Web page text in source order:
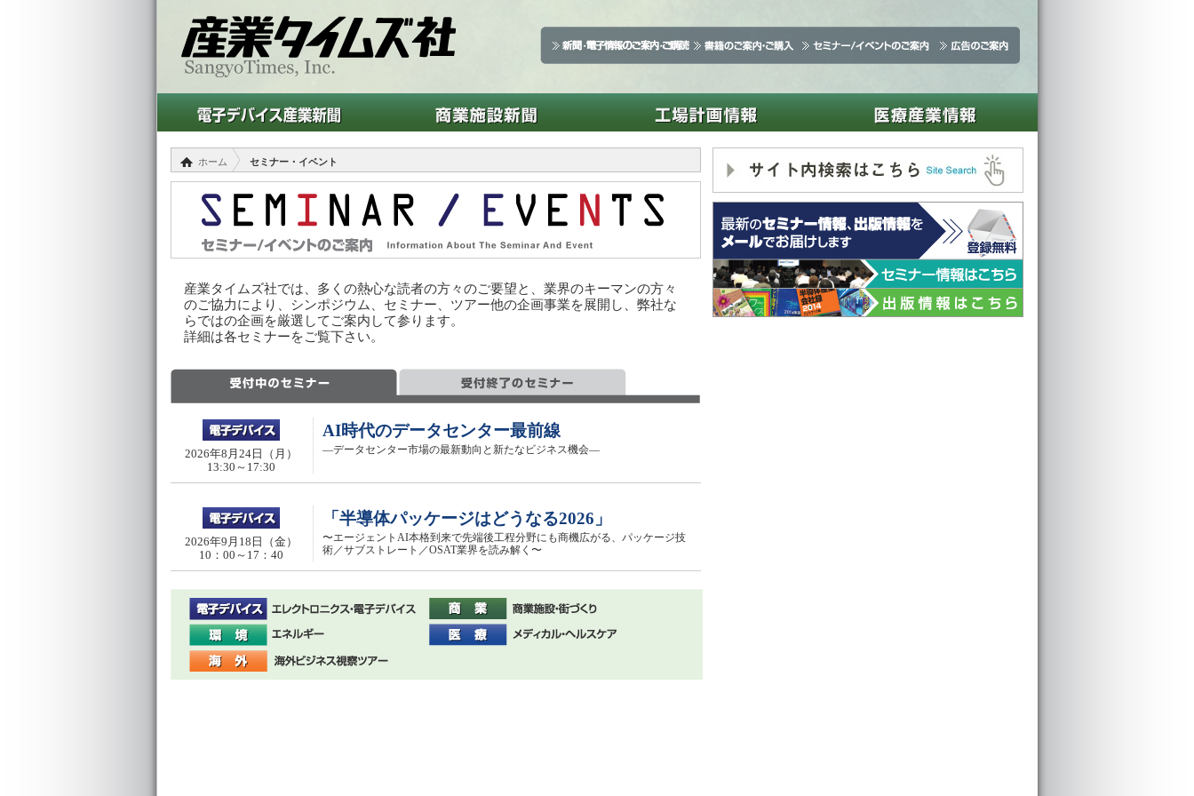
ホーム セミナー・イベント
産業タイムズ社では、多くの熱心な読者の方々のご要望と、業界のキーマンの方々
のご協力により、シンポジウム、セミナー、ツアー他の企画事業を展開し、弊社な
らではの企画を厳選してご案内して参ります。
詳細は各セミナーをご覧下さい。
2026年8月24日（月）
13:30～17:30
AI時代のデータセンター最前線
―データセンター市場の最新動向と新たなビジネス機会―
2026年9月18日（金）
10：00～17：40
「半導体パッケージはどうなる2026」
〜エージェントAI本格到来で先端後工程分野にも商機広がる、パッケージ技
術／サブストレート／OSAT業界を読み解く〜